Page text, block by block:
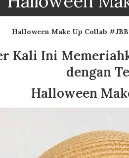
Halloween Make Up Collab
Kali Ini
dengan
Halloween